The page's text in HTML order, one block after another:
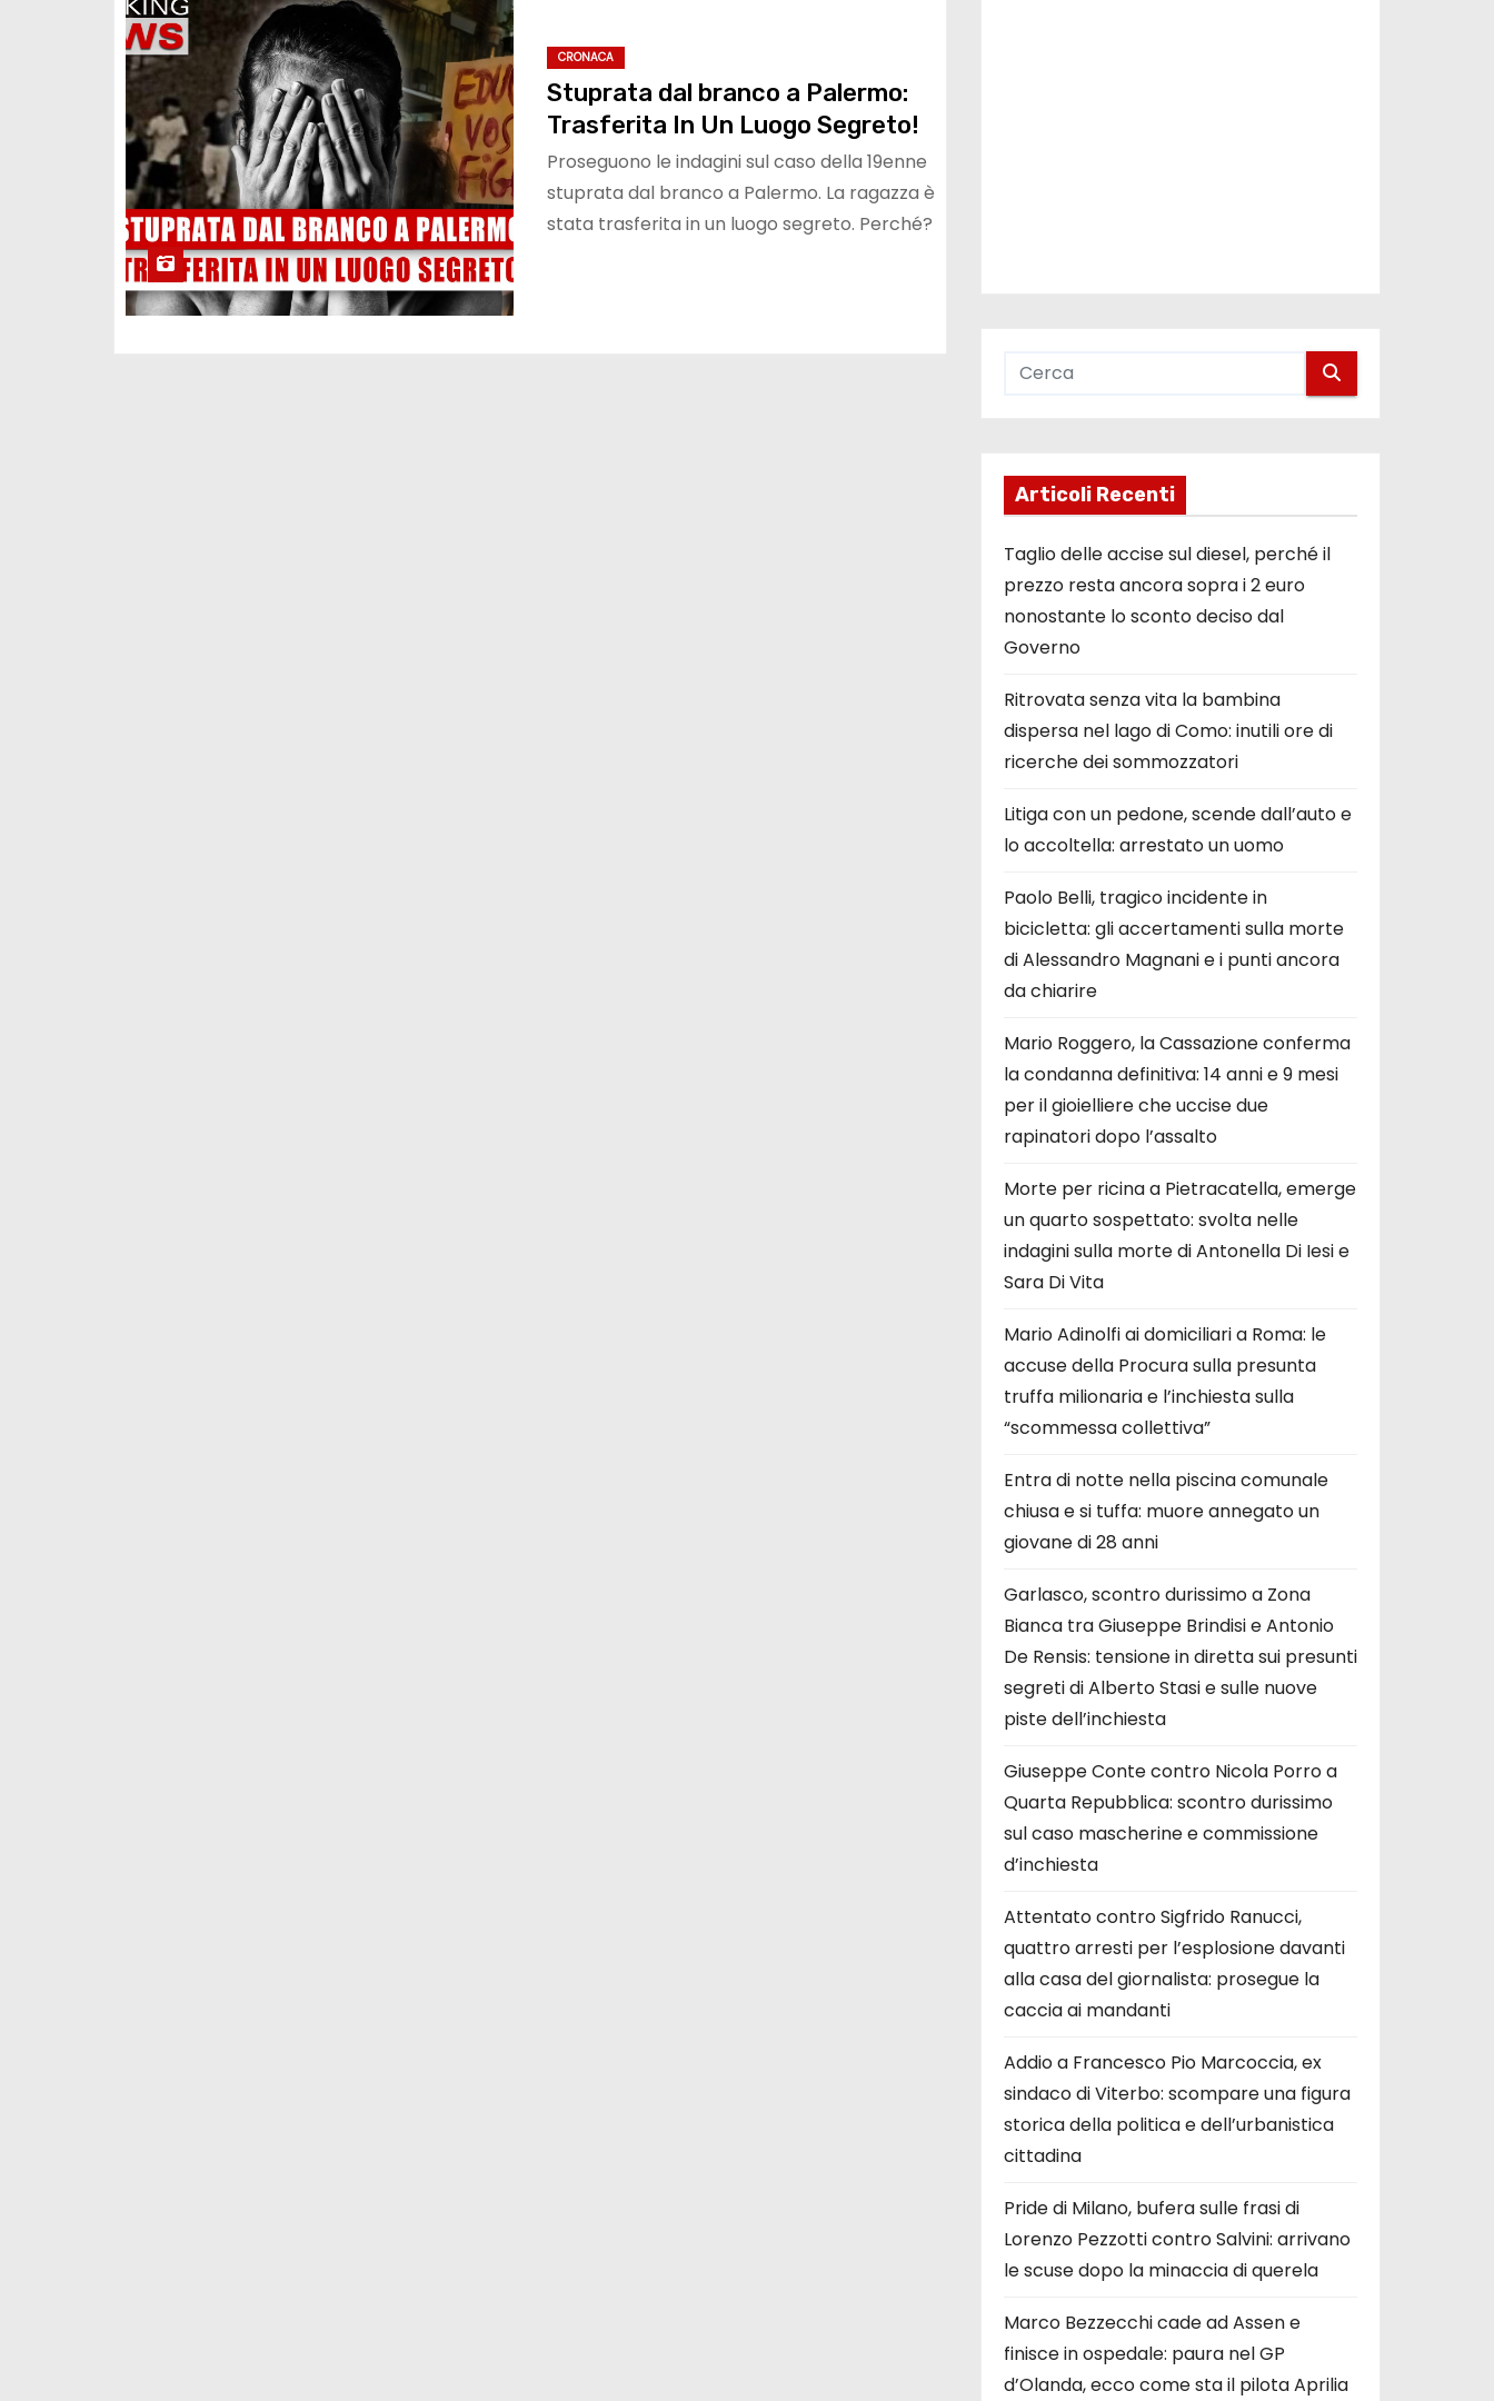
CRONACA
Stuprata dal branco a Palermo:
Trasferita In Un Luogo Segreto!
Proseguono le indagini sul caso della 19enne
stuprata dal branco a Palermo. La ragazza è
stata trasferita in un luogo segreto. Perché?
Articoli Recenti
Taglio delle accise sul diesel, perché il
prezzo resta ancora sopra i 2 euro
nonostante lo sconto deciso dal
Governo
Ritrovata senza vita la bambina
dispersa nel lago di Como: inutili ore di
ricerche dei sommozzatori
Litiga con un pedone, scende dall’auto e
lo accoltella: arrestato un uomo
Paolo Belli, tragico incidente in
bicicletta: gli accertamenti sulla morte
di Alessandro Magnani e i punti ancora
da chiarire
Mario Roggero, la Cassazione conferma
la condanna definitiva: 14 anni e 9 mesi
per il gioielliere che uccise due
rapinatori dopo l’assalto
Morte per ricina a Pietracatella, emerge
un quarto sospettato: svolta nelle
indagini sulla morte di Antonella Di Iesi e
Sara Di Vita
Mario Adinolfi ai domiciliari a Roma: le
accuse della Procura sulla presunta
truffa milionaria e l’inchiesta sulla
“scommessa collettiva”
Entra di notte nella piscina comunale
chiusa e si tuffa: muore annegato un
giovane di 28 anni
Garlasco, scontro durissimo a Zona
Bianca tra Giuseppe Brindisi e Antonio
De Rensis: tensione in diretta sui presunti
segreti di Alberto Stasi e sulle nuove
piste dell’inchiesta
Giuseppe Conte contro Nicola Porro a
Quarta Repubblica: scontro durissimo
sul caso mascherine e commissione
d’inchiesta
Attentato contro Sigfrido Ranucci,
quattro arresti per l’esplosione davanti
alla casa del giornalista: prosegue la
caccia ai mandanti
Addio a Francesco Pio Marcoccia, ex
sindaco di Viterbo: scompare una figura
storica della politica e dell’urbanistica
cittadina
Pride di Milano, bufera sulle frasi di
Lorenzo Pezzotti contro Salvini: arrivano
le scuse dopo la minaccia di querela
Marco Bezzecchi cade ad Assen e
finisce in ospedale: paura nel GP
d’Olanda, ecco come sta il pilota Aprilia